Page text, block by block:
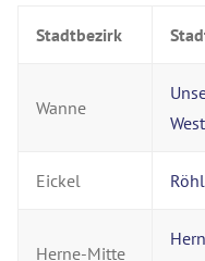
Stadtbezirk
Wanne
West
Eickel
Herne-Mitte